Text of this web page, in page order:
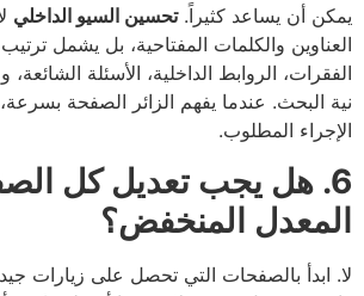
يمكن أن يساعد كثيراً. تحسين السيو الداخلي
العناوين والكلمات المفتاحية، بل يشمل
الفقرات، الروابط الداخلية، الأسئلة
نية البحث. عندما يفهم الزائر الصفحة
الإجراء المطلوب.
6. هل يجب تعديل كل
المعدل المنخفض؟
لا. ابدأ بالصفحات التي تحصل على زيارات